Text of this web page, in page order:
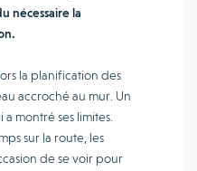
nécessaire la
la planification des
accroché au mur. Un
montré ses limites.
sur la route, les
de se voir pour